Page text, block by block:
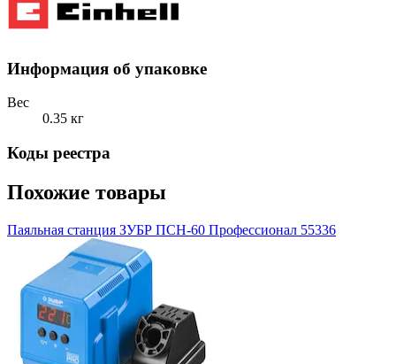
Информация об упаковке
Вес
0.35 кг
Коды реестра
Похожие товары
Паяльная станция ЗУБР ПСН-60 Профессионал 55336